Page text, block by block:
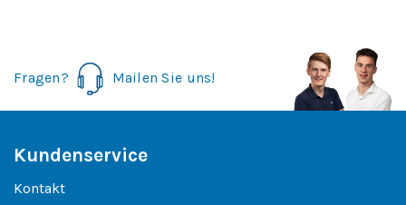
Fragen? Mailen Sie uns!
Kundenservice
Kontakt